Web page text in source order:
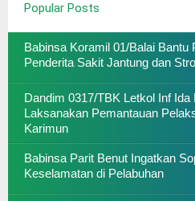
Popular Posts
Babinsa Koramil 01/Balai Bantu
Penderita Sakit Jantung dan
Dandim 0317/TBK Letkol Inf
Laksanakan Pemantauan
Karimun
Babinsa Parit Benut Ingatkan
Keselamatan di Pelabuhan